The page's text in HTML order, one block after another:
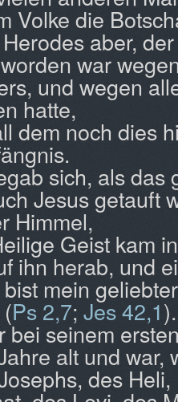
Volke die
aber,
war
und wegen
hatte,
dem noch dies
sich, als das
Jesus getauft
Himmel,
Geist kam
ihn herab, und
mein
Ps 2,7; Jes 42,1).
bei seinem
alt und war,
des Heli,